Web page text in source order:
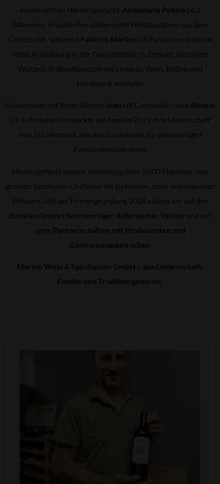
einem echten Herzensprojekt. Annamaria Peluso («La
Mamma») brachte ihre italienische Weintradition aus dem
Cilento mit, während Fabrizio Marino («Il Fondatore») durch
seine Ausbildung in der Gastronomie in Zermatt und seine
Wurzeln in den Abruzzen die Liebe zu Wein, Boden und
Handwerk vertiefte.
Gemeinsam mit ihren Söhnen Ivan («Il Contabile») und Alessio
(«Il Tuttofare») entdeckte die Familie 2019 ihre Leidenschaft
neu. Ein Moment, der den Grundstein für den heutigen
Familienbetrieb legte.
Heute umfasst unsere Sammlung über 5.000 Flaschen
von
grossen Bordeaux-Châteaux bis zu kleinen, noch unbekannten
Winzern. Mit der Firmengründung 2024 setzen wir auf den
direkten Import hochwertiger italienischer Weine und auf
enge Partnerschaften mit Produzenten und
Gastronomiebetrieben
Marino Wein & Spirituosen GmbH – aus Leidenschaft,
Familie und Tradition geboren.